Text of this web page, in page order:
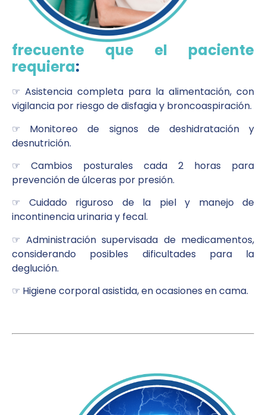
frecuente que el paciente
requiera:
☞ Asistencia completa para la alimentación, con
vigilancia por riesgo de disfagia y broncoaspiración.
☞ Monitoreo de signos de deshidratación y
desnutrición.
☞ Cambios posturales cada 2 horas para
prevención de úlceras por presión.
☞ Cuidado riguroso de la piel y manejo de
incontinencia urinaria y fecal.
☞ Administración supervisada de medicamentos,
considerando posibles dificultades para la
deglución.
☞ Higiene corporal asistida, en ocasiones en cama.